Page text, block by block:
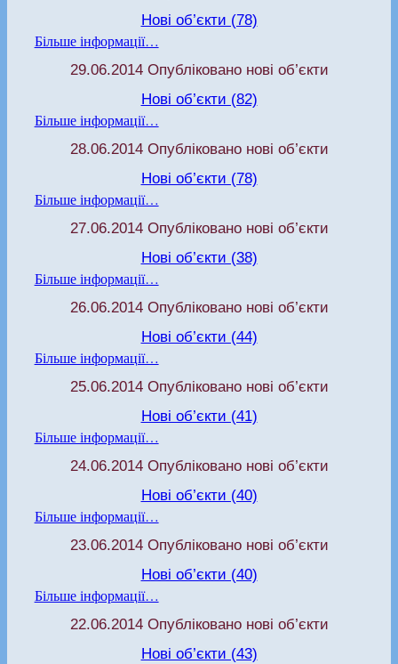
Нові об’єкти (78)
Більше інформації…
29.06.2014 Опубліковано нові об’єкти
Нові об’єкти (82)
Більше інформації…
28.06.2014 Опубліковано нові об’єкти
Нові об’єкти (78)
Більше інформації…
27.06.2014 Опубліковано нові об’єкти
Нові об’єкти (38)
Більше інформації…
26.06.2014 Опубліковано нові об’єкти
Нові об’єкти (44)
Більше інформації…
25.06.2014 Опубліковано нові об’єкти
Нові об’єкти (41)
Більше інформації…
24.06.2014 Опубліковано нові об’єкти
Нові об’єкти (40)
Більше інформації…
23.06.2014 Опубліковано нові об’єкти
Нові об’єкти (40)
Більше інформації…
22.06.2014 Опубліковано нові об’єкти
Нові об’єкти (43)